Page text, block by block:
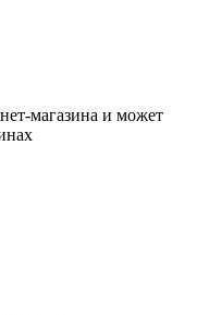
магазина и может